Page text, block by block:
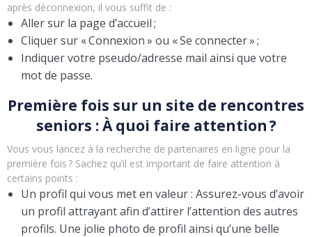
après déconnexion, il vous suffit de :
Aller sur la page d’accueil ;
Cliquer sur « Connexion » ou « Se connecter » ;
Indiquer votre pseudo/adresse mail ainsi que votre
mot de passe.
Première fois sur un site de rencontres
seniors : À quoi faire attention ?
Vous vous lancez à la recherche de partenaires en ligne pour la
première fois ? Sachez qu’il est important de faire attention à
certains points :
Un profil qui vous met en valeur : Assurez-vous d’avoir
un profil attrayant afin d’attirer l’attention des autres
profils. Une jolie photo de profil ainsi qu’une belle